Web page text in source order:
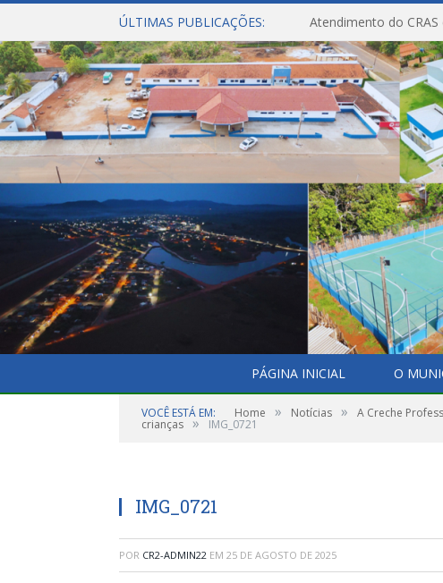
ÚLTIMAS PUBLICAÇÕES: Atendimento do CRAS
PÁGINA INICIAL O
VOCÊ ESTÁ EM: Home » Notícias » A Creche
crianças » IMG_0721
IMG_0721
POR CR2-ADMIN22 EM 25 DE AGOSTO DE 2025